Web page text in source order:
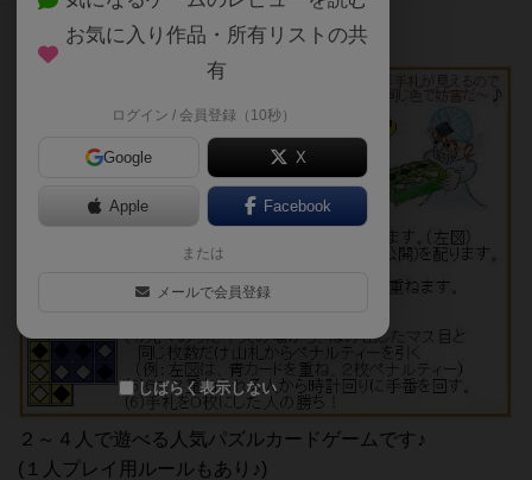
45名 0名 0 3年以上前
２～４人で遊べる人気パズルカードゲームです♪
(１人プレイ用ルールもあり♪)
お気に入り作品・所有リストの共
有
ログイン / 会員登録（10秒）
Google X
Apple Facebook
または
メールで会員登録
しばらく表示しない